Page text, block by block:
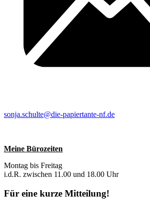
sonja.schulte@die-papiertante-nf.de
Meine Bürozeiten
Montag bis Freitag
i.d.R. zwischen 11.00 und 18.00 Uhr
Für eine kurze Mitteilung!